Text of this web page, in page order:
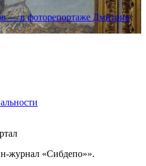
— в фоторепортаже Дмитрия
журнал «Сибдепо»».